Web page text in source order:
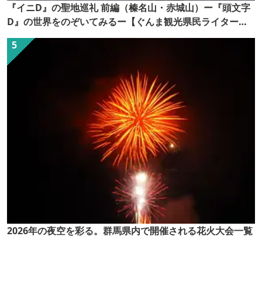
『イニD』の聖地巡礼 前編（榛名山・赤城山）ー『頭文字
D』の世界をのぞいてみるー【ぐんま観光県民ライター
（ぐん記者）】
2026年の夜空を彩る。群馬県内で開催される花火大会一覧